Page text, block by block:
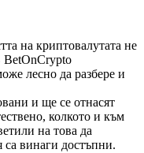
на криптовалутата не
BetOnCrypto
лесно да разбере и
и ще се отнасят
колкото и към
на това да
са винаги достъпни.